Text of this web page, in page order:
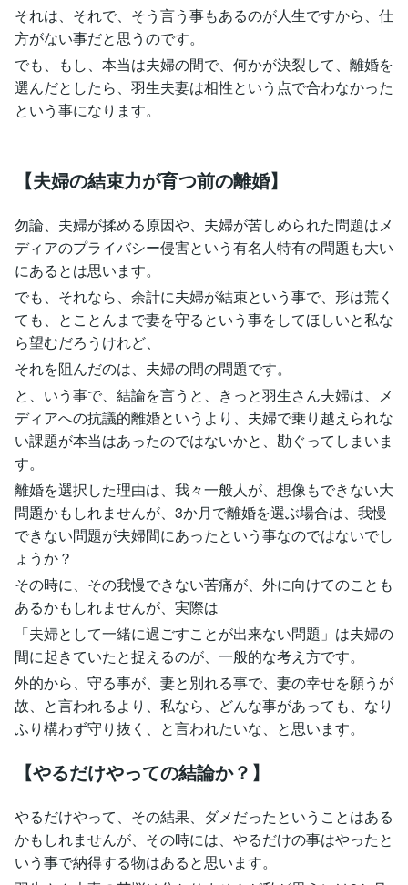
それは、それで、そう言う事もあるのが人生ですから、仕
方がない事だと思うのです。
でも、もし、本当は夫婦の間で、何かが決裂して、離婚を
選んだとしたら、羽生夫妻は相性という点で合わなかった
という事になります。
【夫婦の結束力が育つ前の離婚】
勿論、夫婦が揉める原因や、夫婦が苦しめられた問題はメ
ディアのプライバシー侵害という有名人特有の問題も大い
にあるとは思います。
でも、それなら、余計に夫婦が結束という事で、形は荒く
ても、とことんまで妻を守るという事をしてほしいと私な
ら望むだろうけれど、
それを阻んだのは、夫婦の間の問題です。
と、いう事で、結論を言うと、きっと羽生さん夫婦は、メ
ディアへの抗議的離婚というより、夫婦で乗り越えられな
い課題が本当はあったのではないかと、勘ぐってしまいま
す。
離婚を選択した理由は、我々一般人が、想像もできない大
問題かもしれませんが、3か月で離婚を選ぶ場合は、我慢
できない問題が夫婦間にあったという事なのではないでし
ょうか？
その時に、その我慢できない苦痛が、外に向けてのことも
あるかもしれませんが、実際は
「夫婦として一緒に過ごすことが出来ない問題」は夫婦の
間に起きていたと捉えるのが、一般的な考え方です。
外的から、守る事が、妻と別れる事で、妻の幸せを願うが
故、と言われるより、私なら、どんな事があっても、なり
ふり構わず守り抜く、と言われたいな、と思います。
【やるだけやっての結論か？】
やるだけやって、その結果、ダメだったということはある
かもしれませんが、その時には、やるだけの事はやったと
いう事で納得する物はあると思います。